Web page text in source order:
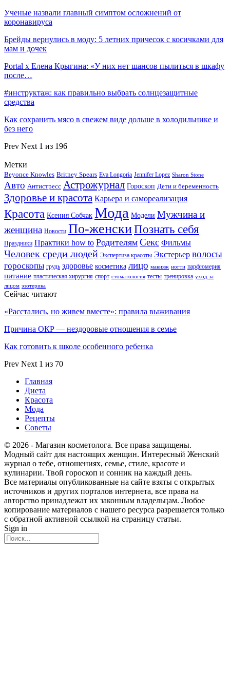
Ученые назвали главный симптом осложнений от
коронавируса
Брейды вернулись в моду: 5 летних причесок с косичками для
мам и дочек
Portal x Елена Крыгина: «У них нет шансов пылиться в шкафу
после…
#инструктаж: как правильно выбрать солнцезащитные
средства
Как сохранить мясо в свежем виде дольше в холодильнике и
без него
Prev Next 1 из 196
Метки
Beyonce Knowles Britney Spears Eva Longoria Jennifer Lopez Sharon Stone
Авто Антистресс Астрожурнал Гороскоп Дети и беременность
Здоровье и красота Карьера и самореализация
Красота Ксения Собчак Мода Модели Мужчина и
женщина Новости По-женскиПознать себя
Праздники Практики how to Родителям Секс Фильмы
Человек среди людей Экспертиза красоты Экстерьер волосы
гороскопы грудь здоровье косметика лицо макияж ногти парфюмерия
питание пластическая хирургия спорт стоматология тесты тренировка уход за
лицом эзотерика
Сейчас читают
«Расстались, но живем вместе»: правила выживания
Причина ОКР — нездоровые отношения в семье
Как готовить к школе особенного ребенка
Prev Next 1 из 70
Главная
Диета
Красота
Мода
Рецепты
Советы
© 2026 - Магазин косметолога. Все права защищены.
Модный сайт для настоящих женщин. Интересный Женский
журнал о тебе, отношениях, семье, стиле, красоте и
кулинарии. Твой гороскоп и сонник на каждый день.
Все материалы опубликованные на сайте взяты с открытых
источников и других порталов интернета, все права на
авторство принадлежат их законным владельцам. Любое
копирование материалов с нашего ресурса разрешается только
с обратной активной ссылкой на страницу статьи.
Sign in